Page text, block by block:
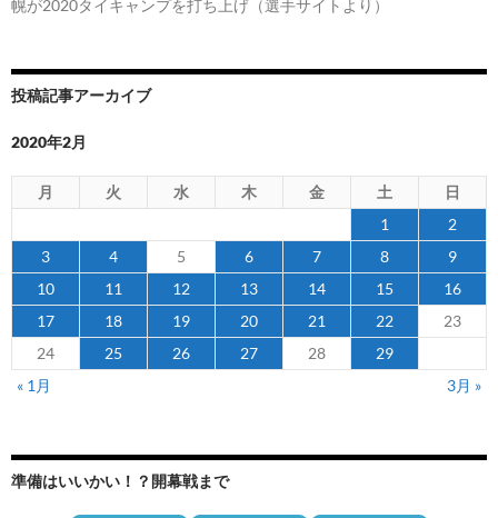
幌が2020タイキャンプを打ち上げ（選手サイトより）
投稿記事アーカイブ
2020年2月
月 火 水 木 金 土
日
1
2
3
4 5 6 7 8
9
10
11 12 13 14 15
16
17
18 19 20 21 22
23
24
25 26 27 28
29
« 1月
3月 »
準備はいいかい！？開幕戦まで